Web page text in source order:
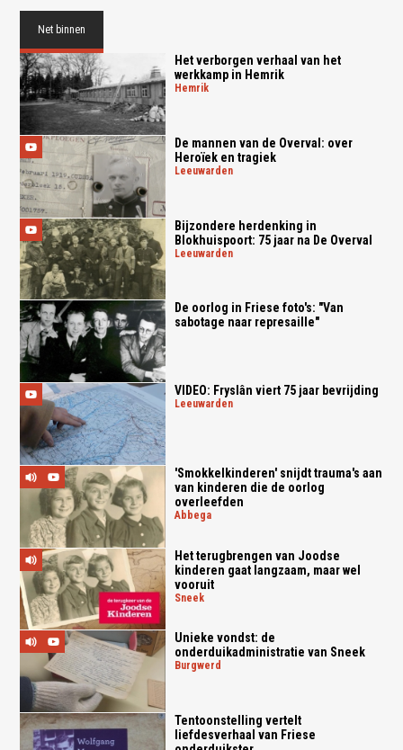
Net binnen
Het verborgen verhaal van het
werkkamp in Hemrik
hemrik
De mannen van de Overval: over
Heroïek en tragiek
leeuwarden
Bijzondere herdenking in
Blokhuispoort: 75 jaar na De Overval
leeuwarden
De oorlog in Friese foto's: "Van
sabotage naar represaille"
VIDEO: Fryslân viert 75 jaar bevrijding
leeuwarden
'Smokkelkinderen' snijdt trauma's aan
van kinderen die de oorlog
overleefden
abbega
Het terugbrengen van Joodse
kinderen gaat langzaam, maar wel
vooruit
sneek
Unieke vondst: de
onderduikadministratie van Sneek
burgwerd
Tentoonstelling vertelt
liefdesverhaal van Friese